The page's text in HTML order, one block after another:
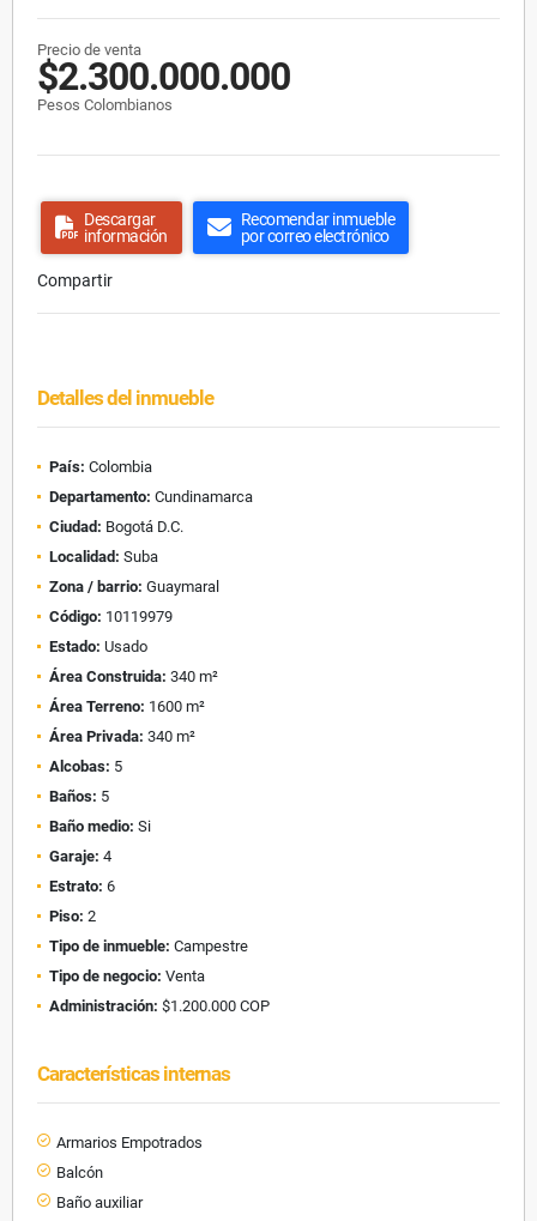
Precio de venta
$2.300.000.000
Pesos Colombianos
Descargar
información
Recomendar inmueble
por correo electrónico
Compartir
Detalles del inmueble
País: Colombia
Departamento: Cundinamarca
Ciudad: Bogotá D.C.
Localidad: Suba
Zona / barrio: Guaymaral
Código: 10119979
Estado: Usado
Área Construida: 340 m²
Área Terreno: 1600 m²
Área Privada: 340 m²
Alcobas: 5
Baños: 5
Baño medio: Si
Garaje: 4
Estrato: 6
Piso: 2
Tipo de inmueble: Campestre
Tipo de negocio: Venta
Administración: $1.200.000 COP
Características internas
Armarios Empotrados
Balcón
Baño auxiliar